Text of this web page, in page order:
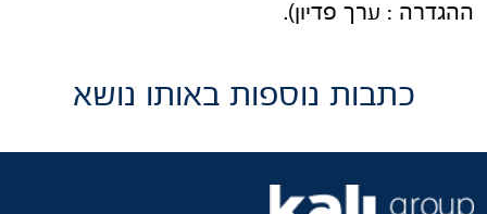
ההגדרה : ערך פדיון).
כתבות נוספות באותו נושא